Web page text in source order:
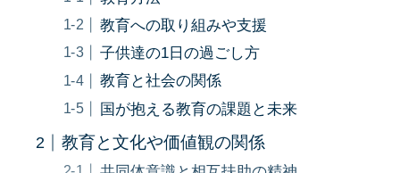
教育への取り組みや支援
子供達の1日の過ごし方
教育と社会の関係
国が抱える教育の課題と未来
教育と文化や価値観の関係